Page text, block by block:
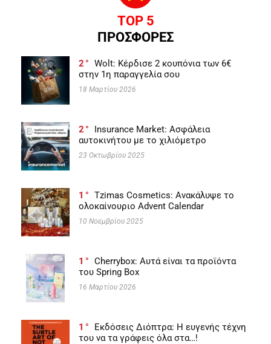
TOP 5
ΠΡΟΣΦΟΡΕΣ
2
Wolt: Κέρδισε 2 κουπόνια των 6€
στην 1η παραγγελία σου
18 Μαρτίου 2026
2
Insurance Market: Ασφάλεια
αυτοκινήτου με το χιλιόμετρο
23 Οκτωβρίου 2025
1
Tzimas Cosmetics: Ανακάλυψε το
ολοκαίνουριο Advent Calendar
10 Νοεμβρίου 2025
1
Cherrybox: Αυτά είναι τα προϊόντα
του Spring Box
16 Μαρτίου 2026
1
Εκδόσεις Διόπτρα: Η ευγενής τέχνη
του να τα γράφεις όλα στα…!